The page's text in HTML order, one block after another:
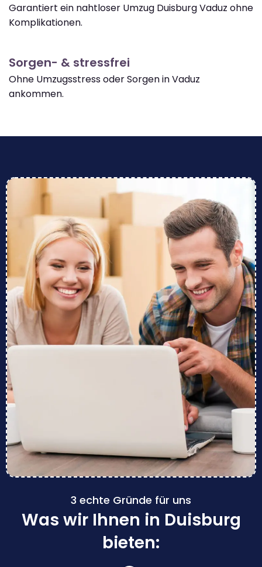
Garantiert ein nahtloser Umzug Duisburg Vaduz ohne
Komplikationen.
Sorgen- & stressfrei
Ohne Umzugsstress oder Sorgen in Vaduz
ankommen.
3 echte Gründe für uns
Was wir Ihnen in Duisburg
bieten: